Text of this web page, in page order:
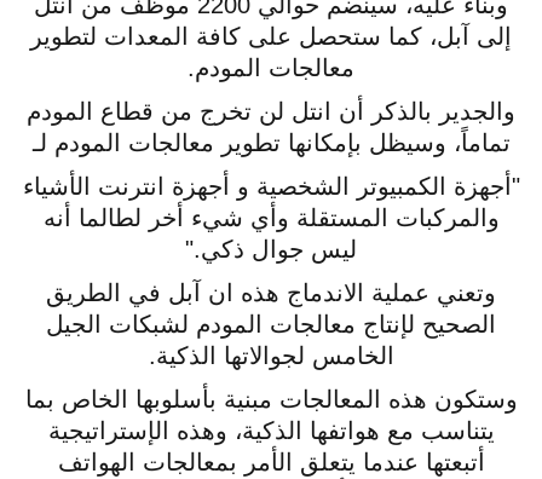
إلى آبل، كما ستحصل على كافة المعدات لتطوير
معالجات المودم.
والجدير بالذكر أن انتل لن تخرج من قطاع المودم
تماماً، وسيظل بإمكانها تطوير معالجات المودم لـ
"أجهزة الكمبيوتر الشخصية و أجهزة انترنت الأشياء
والمركبات المستقلة وأي شيء أخر لطالما أنه
ليس جوال ذكي."
وتعني عملية الاندماج هذه ان آبل في الطريق
الصحيح لإنتاج معالجات المودم لشبكات الجيل
الخامس لجوالاتها الذكية.
وستكون هذه المعالجات مبنية بأسلوبها الخاص بما
يتناسب مع هواتفها الذكية، وهذه الإستراتيجية
أتبعتها عندما يتعلق الأمر بمعالجات الهواتف